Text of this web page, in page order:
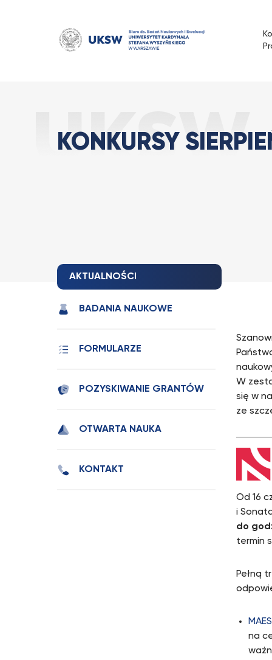
KONKURSY
AKTUALNOŚCI
BADANIA NAUKOWE
FORMULARZE
POZYSKIWANIE GRANTÓW
OTWARTA NAUKA
KONTAKT
W
się w
ze
Od 16
i
do
termin
Pełną
na